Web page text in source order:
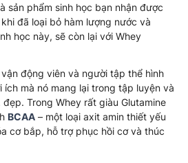
sản phẩm sinh học bạn nhận được
đã loại bỏ hàm lượng nước và
học này, sẽ còn lại với Whey
động viên và người tập thể hình
ích mà nó mang lại trong tập luyện và
Trong Whey rất giàu Glutamine
BCAA – một loại axit amin thiết yếu
cơ bắp, hỗ trợ phục hồi cơ và thúc